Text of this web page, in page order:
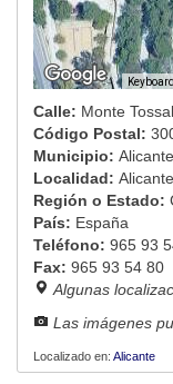
Calle: Monte
Código Postal:
Municipio: Alicante
Localidad: Alicante
Región o Estado:
País: España
Teléfono: 965 93
Fax: 965 93 54 80
Algunas
Las imágenes
Localizado en: Alicante